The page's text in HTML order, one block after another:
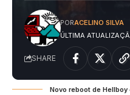
ÚLTIMA
PORACELINO SILVA
SHARE
Novo reboot de